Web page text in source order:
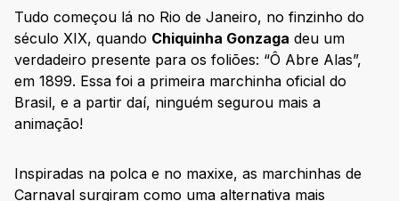
Tudo começou lá no Rio de Janeiro, no finzinho do
século XIX, quando Chiquinha Gonzaga deu um
verdadeiro presente para os foliões: “Ô Abre Alas”,
em 1899. Essa foi a primeira marchinha oficial do
Brasil, e a partir daí, ninguém segurou mais a
animação!
Inspiradas na polca e no maxixe, as marchinhas de
Carnaval surgiram como uma alternativa mais